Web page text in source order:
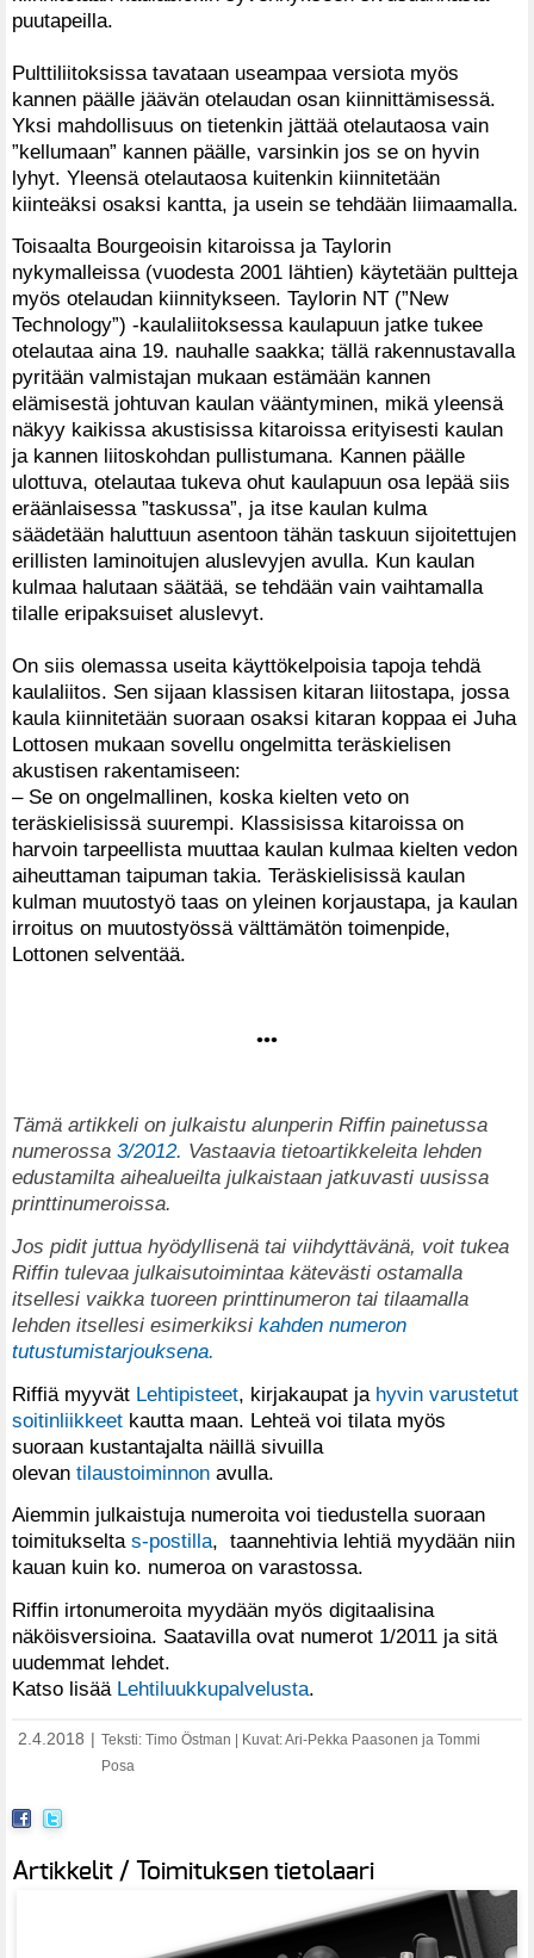
puutapeilla.
Pulttiliitoksissa tavataan useampaa versiota myös
kannen päälle jäävän otelaudan osan kiinnittämisessä.
Yksi mahdollisuus on tietenkin jättää otelautaosa vain
”kellumaan” kannen päälle, varsinkin jos se on hyvin
lyhyt. Yleensä otelautaosa kuitenkin kiinnitetään
kiinteäksi osaksi kantta, ja usein se tehdään liimaamalla.
Toisaalta Bourgeoisin kitaroissa ja Taylorin
nykymalleissa (vuodesta 2001 lähtien) käytetään pultteja
myös otelaudan kiinnitykseen. Taylorin NT (”New
Technology”) -kaulaliitoksessa kaulapuun jatke tukee
otelautaa aina 19. nauhalle saakka; tällä rakennustavalla
pyritään valmistajan mukaan estämään kannen
elämisestä johtuvan kaulan vääntyminen, mikä yleensä
näkyy kaikissa akustisissa kitaroissa erityisesti kaulan
ja kannen liitoskohdan pullistumana. Kannen päälle
ulottuva, otelautaa tukeva ohut kaulapuun osa lepää siis
eräänlaisessa ”taskussa”, ja itse kaulan kulma
säädetään haluttuun asentoon tähän taskuun sijoitettujen
erillisten laminoitujen aluslevyjen avulla. Kun kaulan
kulmaa halutaan säätää, se tehdään vain vaihtamalla
tilalle eripaksuiset aluslevyt.
On siis olemassa useita käyttökelpoisia tapoja tehdä
kaulaliitos. Sen sijaan klassisen kitaran liitostapa, jossa
kaula kiinnitetään suoraan osaksi kitaran koppaa ei Juha
Lottosen mukaan sovellu ongelmitta teräskielisen
akustisen rakentamiseen:
– Se on ongelmallinen, koska kielten veto on
teräskielisissä suurempi. Klassisissa kitaroissa on
harvoin tarpeellista muuttaa kaulan kulmaa kielten vedon
aiheuttaman taipuman takia. Teräskielisissä kaulan
kulman muutostyö taas on yleinen korjaustapa, ja kaulan
irroitus on muutostyössä välttämätön toimenpide,
Lottonen selventää.
•••
Tämä artikkeli on julkaistu alunperin Riffin painetussa
numerossa 3/2012. Vastaavia tietoartikkeleita lehden
edustamilta aihealueilta julkaistaan jatkuvasti uusissa
printtinumeroissa.
Jos pidit juttua hyödyllisenä tai viihdyttävänä, voit tukea
Riffin tulevaa julkaisutoimintaa kätevästi ostamalla
itsellesi vaikka tuoreen printtinumeron tai tilaamalla
lehden itsellesi esimerkiksi kahden numeron
tutustumistarjouksena.
Riffiä myyvät Lehtipisteet, kirjakaupat ja hyvin varustetut
soitinliikkeet kautta maan. Lehteä voi tilata myös
suoraan kustantajalta näillä sivuilla
olevan tilaustoiminnon avulla.
Aiemmin julkaistuja numeroita voi tiedustella suoraan
toimitukselta s-postilla, taannehtivia lehtiä myydään niin
kauan kuin ko. numeroa on varastossa.
Riffin irtonumeroita myydään myös digitaalisina
näköisversioina. Saatavilla ovat numerot 1/2011 ja sitä
uudemmat lehdet.
Katso lisää Lehtiluukkupalvelusta.
2.4.2018
Teksti: Timo Östman | Kuvat: Ari-Pekka Paasonen ja Tommi
Posa
Artikkelit / Toimituksen tietolaari